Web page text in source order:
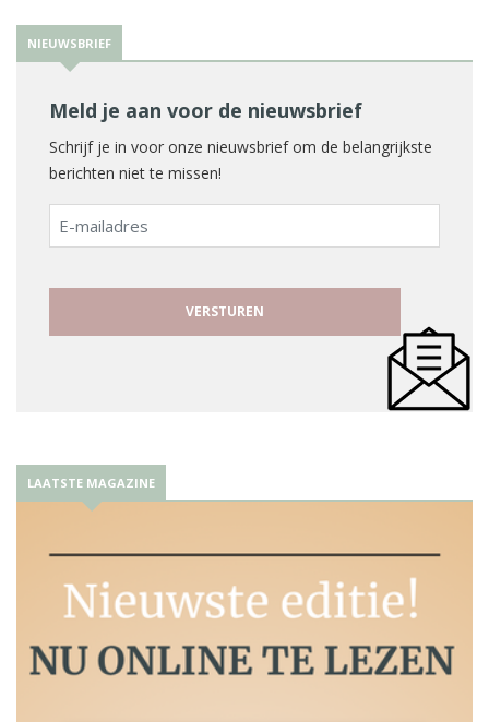
NIEUWSBRIEF
Meld je aan voor de nieuwsbrief
Schrijf je in voor onze nieuwsbrief om de belangrijkste
berichten niet te missen!
E-
mailadres
LAATSTE MAGAZINE